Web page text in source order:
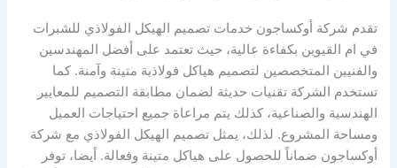
تقدم شركة أوكساجون خدمات تصميم الهيكل الفولاذي للشبرات
في ام القيوين بكفاءة عالية، حيث تعتمد على أفضل المهندسين
والفنيين المتخصصين لتصميم هياكل فولاذية متينة وآمنة. كما
تستخدم الشركة تقنيات حديثة لضمان مطابقة التصميم للمعايير
الهندسية والصناعية، كذلك يتم مراعاة جميع احتياجات العميل
ومساحة المشروع. لذلك، يمثل تصميم الهيكل الفولاذي مع شركة
أوكساجون ضماناً للحصول على هياكل متينة وفعالة. أيضا، توفر